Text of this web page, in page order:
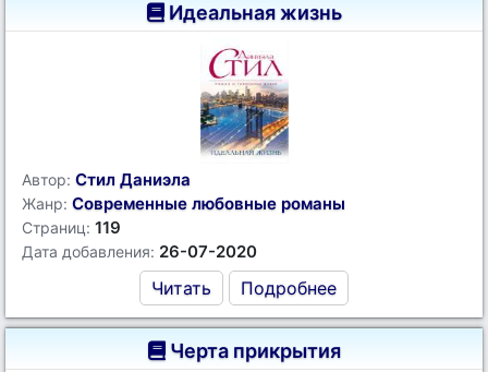
Идеальная жизнь
Автор: Стил Даниэла
Жанр: Современные любовные романы
Страниц: 119
Дата добавления: 26-07-2020
Читать Подробнее
Черта прикрытия